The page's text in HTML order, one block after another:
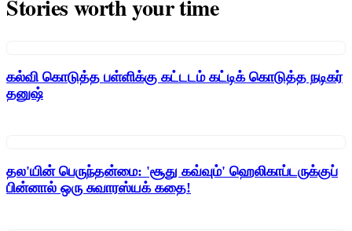
Stories worth your time
கல்வி கொடுத்த பள்ளிக்கு கட்டடம் கட்டிக் கொடுத்த நடிகர்
தனுஷ்
தல'யின் பெருந்தன்மை: 'சூது கவ்வும்' ஹெலிகாப்டருக்குப்
பின்னால் ஒரு சுவாரஸ்யக் கதை!